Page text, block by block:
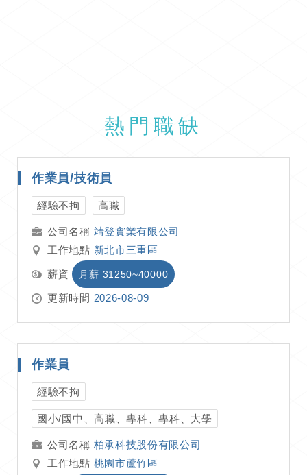
熱門職缺
作業員/技術員
經驗不拘 高職
靖登實業有限公司
工作地點 新北市三重區
薪資 月薪 31250~40000
更新時間 2026-08-09
作業員
經驗不拘
國小/國中、高職、專科、專科、大學
柏承科技股份有限公司
工作地點 桃園市蘆竹區